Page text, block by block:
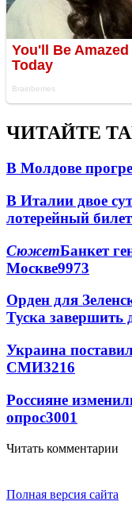
ЧИТАЙТЕ
В Молдове
В Италии двое
лотерейный
СюжетБанкет
Москве9973
Орден для
Туска завершить
Украина
СМИ3216
Россияне
опрос3001
Читать комментарии
Полная версия сайта